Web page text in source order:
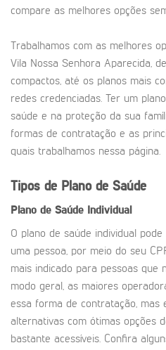
compare as melhores opções
Trabalhamos com as melhores
Vila Nossa Senhora Aparecida,
compactos, até os planos mais
redes credenciadas. Ter um
saúde e na proteção da sua
formas de contratação e as
quais trabalhamos nessa página.
Tipos de Plano de Saúde
Plano de Saúde Individual
O plano de saúde individual
uma pessoa, por meio do seu
mais indicado para pessoas que
modo geral, as maiores
essa forma de contratação, mas
alternativas com ótimas opções
bastante acessíveis. Confira